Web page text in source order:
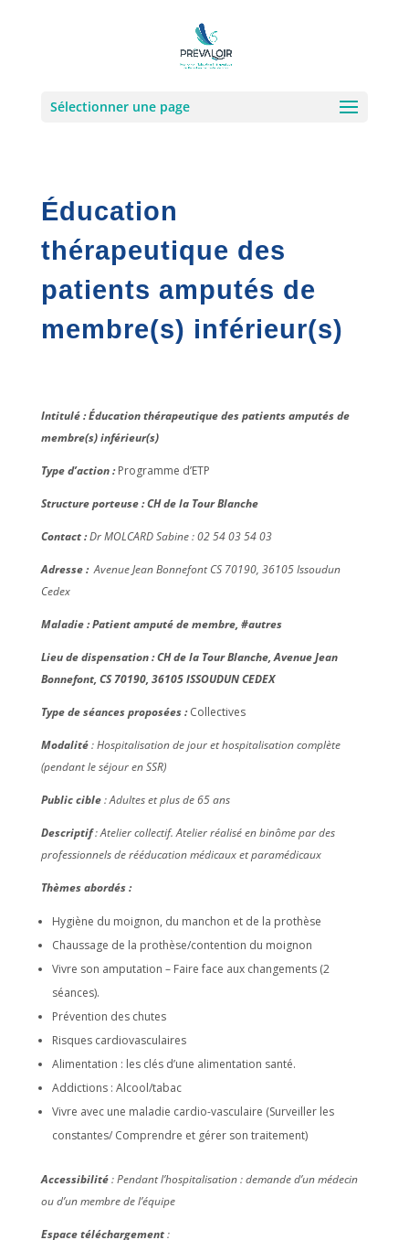
Sélectionner une page
Éducation
thérapeutique des
patients amputés de
membre(s) inférieur(s)
Intitulé : Éducation thérapeutique des patients amputés de
membre(s) inférieur(s)
Type d’action :Programme d’ETP
Structure porteuse : CH de la Tour Blanche
Contact :Dr MOLCARD Sabine : 02 54 03 54 03
Adresse : Avenue Jean Bonnefont CS 70190, 36105 Issoudun
Cedex
Maladie : Patient amputé de membre, #autres
Lieu de dispensation : CH de la Tour Blanche, Avenue Jean
Bonnefont, CS 70190, 36105 ISSOUDUN CEDEX
Type de séances proposées :Collectives
Modalité: Hospitalisation de jour et hospitalisation complète
(pendant le séjour en SSR)
Public cible: Adultes et plus de 65 ans
Descriptif: Atelier collectif. Atelier réalisé en binôme par des
professionnels de rééducation médicaux et paramédicaux
Thèmes abordés :
Hygiène du moignon, du manchon et de la prothèse
Chaussage de la prothèse/contention du moignon
Vivre son amputation – Faire face aux changements (2
séances).
Prévention des chutes
Risques cardiovasculaires
Alimentation : les clés d’une alimentation santé.
Addictions : Alcool/tabac
Vivre avec une maladie cardio-vasculaire (Surveiller les
constantes/ Comprendre et gérer son traitement)
Accessibilité: Pendant l’hospitalisation : demande d’un médecin
ou d’un membre de l’équipe
Espace téléchargement: